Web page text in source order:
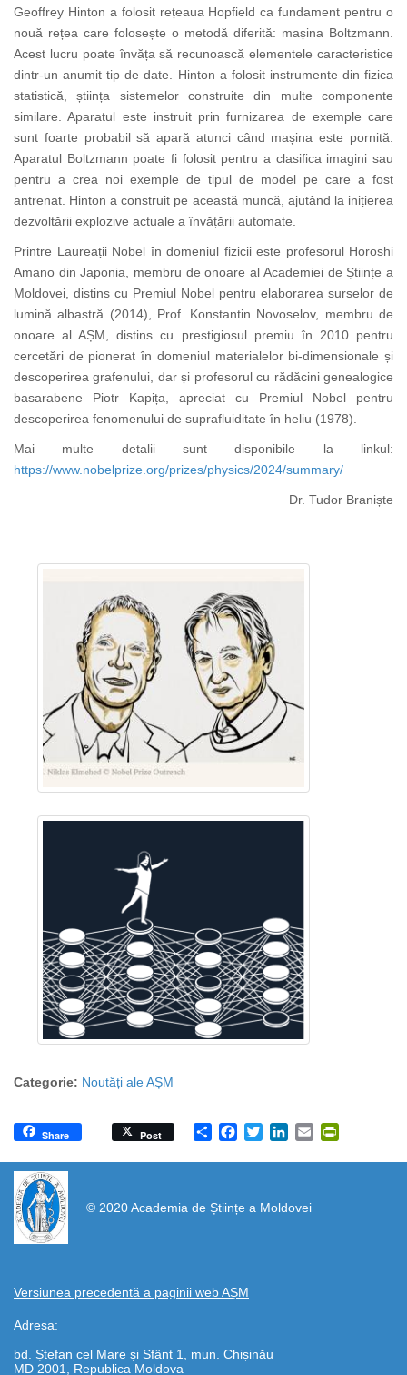
Geoffrey Hinton a folosit rețeaua Hopfield cafundament pentru o
nouă rețea care folosește o metodă diferită: mașina Boltzmann.
Acest lucru poate învăța să recunoască elementele caracteristice
dintr-un anumit tip de date. Hinton a folosit instrumente din fizica
statistică, știința sistemelor construite din multe componente
similare. Aparatul este instruit prin furnizarea de exemple care
sunt foarte probabil să apară atunci când mașina este pornită.
Aparatul Boltzmann poate fi folosit pentru a clasifica imagini sau
pentru a crea noi exemple de tipul de model pe care a fost
antrenat. Hinton a construit pe această muncă, ajutând la inițierea
dezvoltării explozive actuale a învățării automate.
Printre Laureații Nobel în domeniul fizicii este profesorul Horoshi
Amano din Japonia, membru de onoare al Academiei de Științe a
Moldovei, distins cu Premiul Nobel pentru elaborarea surselor de
lumină albastră (2014), Prof. Konstantin Novoselov, membru de
onoare al AȘM, distins cu prestigiosul premiu în 2010 pentru
cercetări de pionerat în domeniul materialelor bi-dimensionale și
descoperirea grafenului, dar și profesorul cu rădăcini genealogice
basarabene Piotr Kapița, apreciat cu Premiul Nobel pentru
descoperirea fenomenului de suprafluiditate în heliu (1978).
Mai multe detalii sunt disponibile la linkul:
https://www.nobelprize.org/prizes/physics/2024/summary/
Dr. Tudor Braniște
Categorie: Noutăți ale AȘM
Share
Share Post Facebook
TwitterLinkedIn
Email
© 2020 Academia de Științe a Moldovei
Versiunea precedentă a paginii web AȘM
Adresa:
bd. Ștefan cel Mare și Sfânt 1, mun. Chișinău
MD 2001, Republica Moldova
https://propletenie.ru/